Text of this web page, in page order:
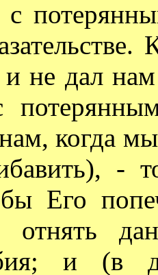
с
не дал
когда
-
Его
и (в